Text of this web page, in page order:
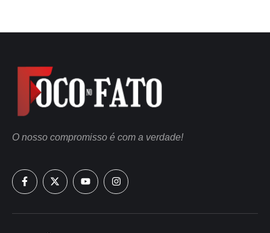
O nosso compromisso é com a verdade!